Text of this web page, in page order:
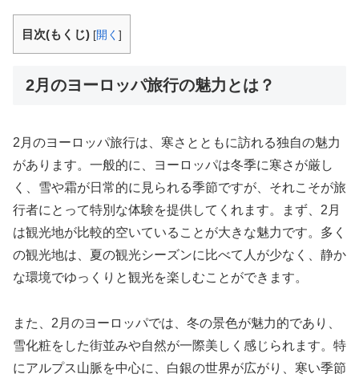
目次(もくじ) [開く ]
2月のヨーロッパ旅行の魅力とは？
2月のヨーロッパ旅行は、寒さとともに訪れる独自の魅力
があります。一般的に、ヨーロッパは冬季に寒さが厳し
く、雪や霜が日常的に見られる季節ですが、それこそが旅
行者にとって特別な体験を提供してくれます。まず、2月
は観光地が比較的空いていることが大きな魅力です。多く
の観光地は、夏の観光シーズンに比べて人が少なく、静か
な環境でゆっくりと観光を楽しむことができます。
また、2月のヨーロッパでは、冬の景色が魅力的であり、
雪化粧をした街並みや自然が一際美しく感じられます。特
にアルプス山脈を中心に、白銀の世界が広がり、寒い季節